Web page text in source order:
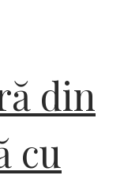
din
cu